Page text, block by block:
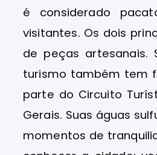
é considerado
visitantes. Os dois
de peças
turismo também tem
parte do Circuito
Gerais. Suas águas
momentos de